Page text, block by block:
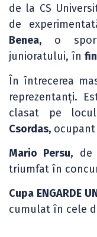
de la CS
de
Benea, o
junioratului, în
În întrecerea
reprezentanți.
clasat pe
Csordas,
Mario Persu, de
triumfat în
Cupa ENGARDE
cumulat în cele